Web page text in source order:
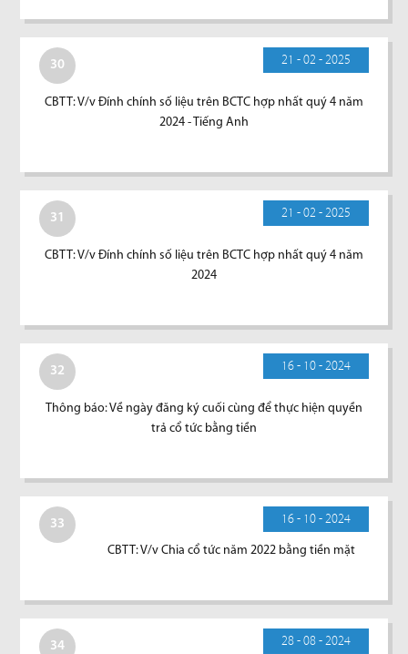
30 21 - 02 - 2025
CBTT: V/v Đính chính số liệu trên BCTC hợp nhất quý 4 năm
2024 - Tiếng Anh
31 21 - 02 - 2025
CBTT: V/v Đính chính số liệu trên BCTC hợp nhất quý 4 năm
2024
32 16 - 10 - 2024
Thông báo: Về ngày đăng ký cuối cùng để thực hiện quyền
trả cổ tức bằng tiền
33 16 - 10 - 2024
CBTT: V/v Chia cổ tức năm 2022 bằng tiền mặt
34 28 - 08 - 2024